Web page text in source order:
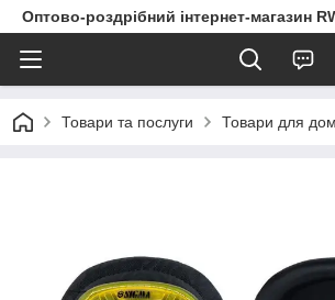
Оптово-роздрібний інтернет-магазин
Товари та послуги Товари для